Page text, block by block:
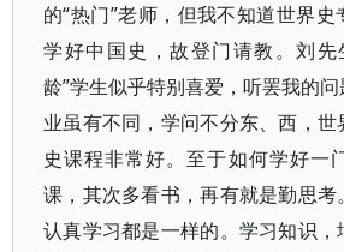
的“热门”老师，但我不知道世界
学好中国史，故登门请教。刘先
龄”学生似乎特别喜爱，听罢我的
业虽有不同，学问不分东、西，
史课程非常好。至于如何学好一
课，其次多看书，再有就是勤思考
认真学习都是一样的。学习知识，